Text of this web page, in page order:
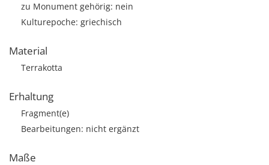
zu Monument gehörig: nein
Kulturepoche: griechisch
Material
Terrakotta
Erhaltung
Fragment(e)
Bearbeitungen: nicht ergänzt
Maße